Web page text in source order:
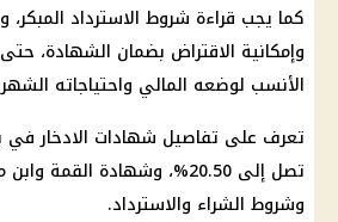
كما يجب قراءة شروط الاسترداد المبكر،
وإمكانية الاقتراض بضمان الشهادة، حتى
الأنسب لوضعه المالي واحتياجاته
تعرف على تفاصيل شهادات الادخار
تصل إلى 20.50%، وشهادة
وشروط الشراء والاسترداد.